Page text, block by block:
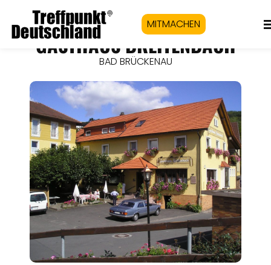
MITMACHEN
GASTHAUS BREITENBACH
BAD BRÜCKENAU